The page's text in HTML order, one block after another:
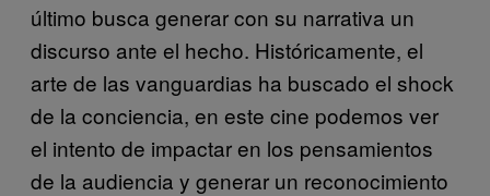
último busca generar con su narrativa un
discurso ante el hecho. Históricamente, el
arte de las vanguardias ha buscado el shock
de la conciencia, en este cine podemos ver
el intento de impactar en los pensamientos
de la audiencia y generar un reconocimiento